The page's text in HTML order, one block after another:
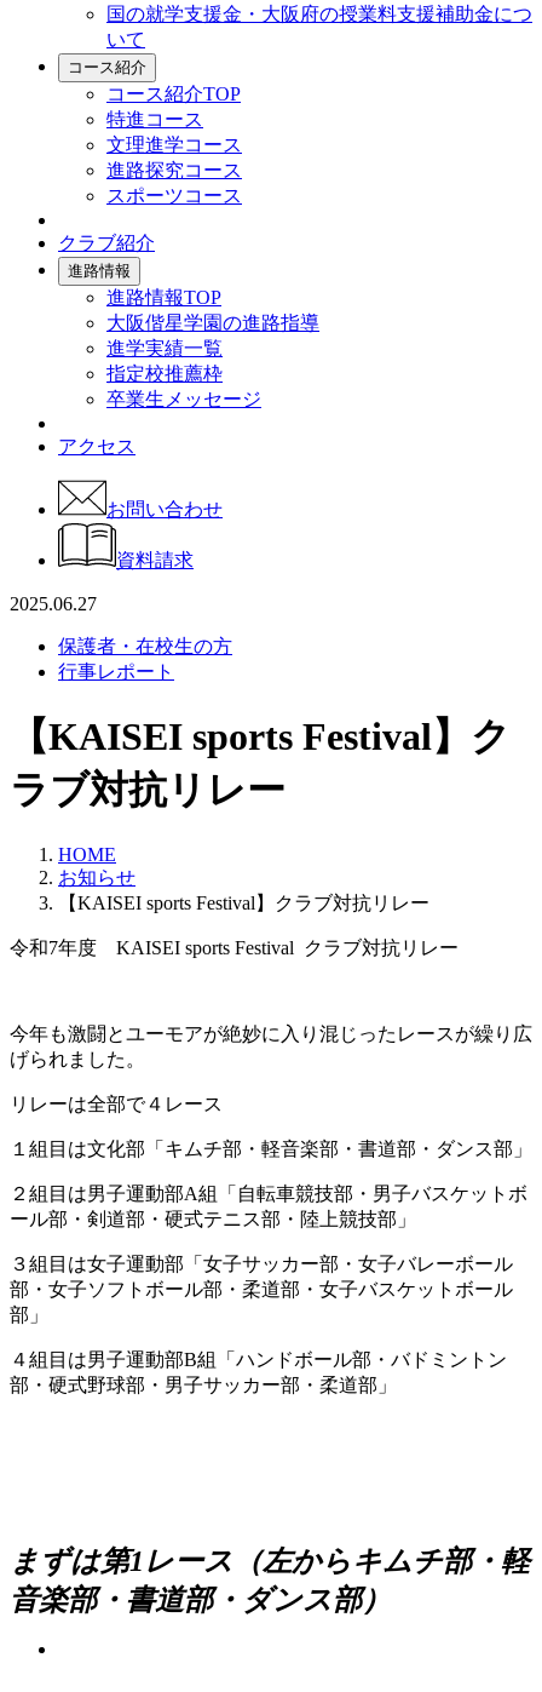
国の就学支援金・大阪府の授業料支援補助金につ
いて
コース紹介
コース紹介TOP
特進コース
文理進学コース
進路探究コース
スポーツコース
クラブ紹介
進路情報
進路情報TOP
大阪偕星学園の進路指導
進学実績一覧
指定校推薦枠
卒業生メッセージ
アクセス
お問い合わせ
資料請求
2025.06.27
保護者・在校生の方
行事レポート
【KAISEI sports Festival】ク
ラブ対抗リレー
HOME
お知らせ
【KAISEI sports Festival】クラブ対抗リレー
令和7年度 KAISEI sports Festival クラブ対抗リレー
今年も激闘とユーモアが絶妙に入り混じったレースが繰り広
げられました。
リレーは全部で４レース
１組目は文化部「キムチ部・軽音楽部・書道部・ダンス部」
２組目は男子運動部A組「自転車競技部・男子バスケットボ
ール部・剣道部・硬式テニス部・陸上競技部」
３組目は女子運動部「女子サッカー部・女子バレーボール
部・女子ソフトボール部・柔道部・女子バスケットボール
部」
４組目は男子運動部B組「ハンドボール部・バドミントン
部・硬式野球部・男子サッカー部・柔道部」
まずは第1レース（左からキムチ部・軽
音楽部・書道部・ダンス部）